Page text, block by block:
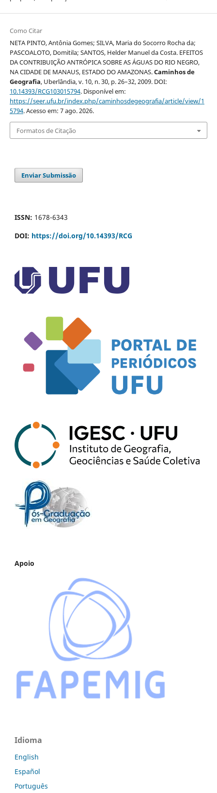
Como Citar
NETA PINTO, Antônia Gomes; SILVA, Maria do Socorro Rocha da;
PASCOALOTO, Domitila; SANTOS, Helder Manuel da Costa. EFEITOS
DA CONTRIBUIÇÃO ANTRÓPICA SOBRE AS ÁGUAS DO RIO NEGRO,
NA CIDADE DE MANAUS, ESTADO DO AMAZONAS.Caminhos de
Geografia, Uberlândia, v. 10, n. 30, p. 26–32, 2009. DOI:
10.14393/RCG103015794. Disponível em:
https://seer.ufu.br/index.php/caminhosdegeografia/article/view/1
5794. Acesso em: 7 ago. 2026.
Formatos de Citação
Enviar Submissão
ISSN: 1678-6343
DOI: https://doi.org/10.14393/RCG
Apoio
Idioma
English
Español
Português